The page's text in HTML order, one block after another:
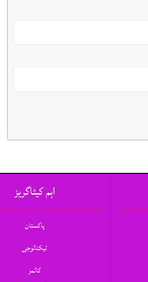
اہم کیٹاگریز
پاکستان
ٹیکنالوجی
کالمز